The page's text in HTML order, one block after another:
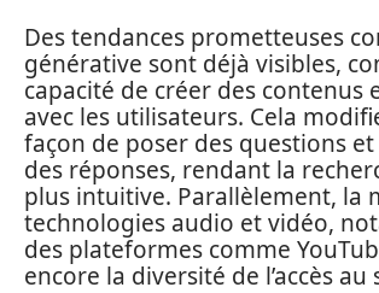
Des tendances prometteuses
générative sont déjà visibles,
capacité de créer des contenus
avec les utilisateurs. Cela
façon de poser des questions
des réponses, rendant la
plus intuitive. Parallèlement, la
technologies audio et vidéo,
des plateformes comme
encore la diversité de l’accès au